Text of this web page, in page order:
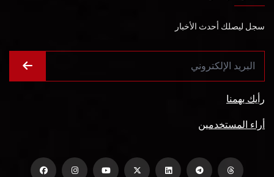
سجل ليصلك أحدث الأخبار
رأيك يهمنا
أراء المستخدمين